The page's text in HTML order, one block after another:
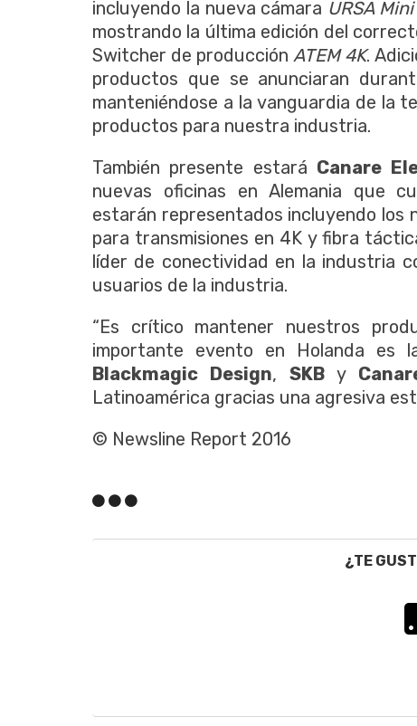
incluyendo la nueva cámara URSA
mostrando la última edición del
Switcher de producción ATEM 4K.
productos que se anunciaran
manteniéndose a la vanguardia de la
productos para nuestra industria.
También presente estará Canare
nuevas oficinas en Alemania que
estarán representados incluyendo los
para transmisiones en 4K y fibra
líder de conectividad en la industria
usuarios de la industria.
“Es crítico mantener nuestros
importante evento en Holanda es
Blackmagic Design, SKBy
Latinoamérica gracias una agresiva
© Newsline Report 2016
¿TE